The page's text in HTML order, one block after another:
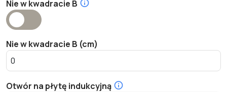
Nie w kwadracie B
Nie w kwadracie B (cm)
Otwór na płytę indukcyjną